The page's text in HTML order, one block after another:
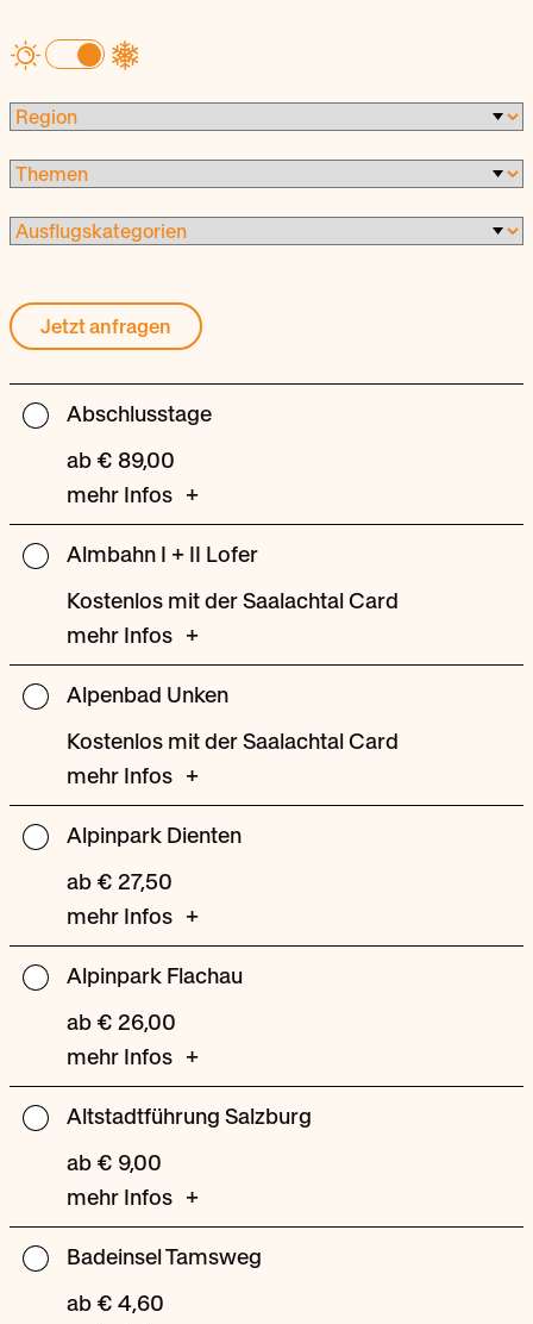
Jetzt anfragen
Abschlusstage
Abschlusstage
ab € 89,00
mehr Infos
Almbahn
I
II
Almbahn I + II Lofer
Kostenlos mit der Saalachtal Card
mehr Infos
Alpenbad
Unken
Alpenbad Unken
Kostenlos mit der Saalachtal Card
mehr Infos
Alpinpark
Dienten
Alpinpark Dienten
ab € 27,50
mehr Infos
Alpinpark
Flachau
Alpinpark Flachau
ab € 26,00
mehr Infos
Altstadtführung
Salzburg
Altstadtführung Salzburg
ab € 9,00
mehr Infos
Badeinsel
Tamsweg
Badeinsel Tamsweg
ab € 4,60